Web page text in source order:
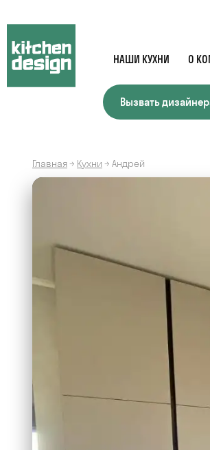
НАШИ КУХНИ О
Вызвать
Главная→ Кухни → Андрей